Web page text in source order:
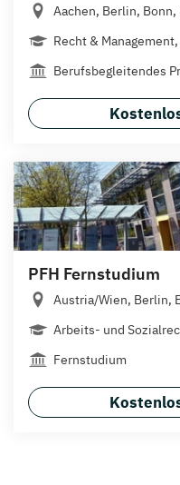
Aachen, Berlin,
Recht &
Berufsbegleitendes
PFH Fernstudium
Austria/Wien, Berlin,
Arbeits- und
Fernstudium